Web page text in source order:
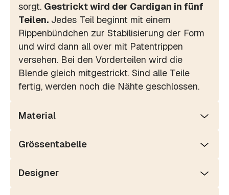
sorgt. Gestrickt wird der Cardigan in fünf
Teilen. Jedes Teil beginnt mit einem
Rippenbündchen zur Stabilisierung der Form
und wird dann all over mit Patentrippen
versehen. Bei den Vorderteilen wird die
Blende gleich mitgestrickt. Sind alle Teile
fertig, werden noch die Nähte geschlossen.
Material
Grössentabelle
Designer